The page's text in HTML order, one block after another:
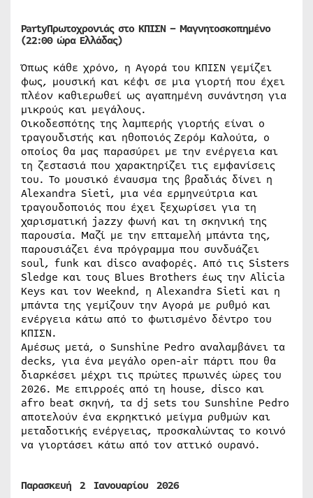
PartyΠρωτοχρονιάς στο ΚΠΙΣΝ – Μαγνητοσκοπημένο
(22:00 ώρα Ελλάδας)
Όπως κάθε χρόνο, η Αγορά του ΚΠΙΣΝ γεμίζει
φως, μουσική και κέφι σε μια γιορτή που έχει
πλέον καθιερωθεί ως αγαπημένη συνάντηση για
μικρούς και μεγάλους.
Οικοδεσπότης της λαμπερής γιορτής είναι ο
τραγουδιστής και ηθοποιός Ζερόμ Καλούτα, ο
οποίος θα μας παρασύρει με την ενέργεια και
τη ζεστασιά που χαρακτηρίζει τις εμφανίσεις
του. Το μουσικό έναυσμα της βραδιάς δίνει η
Alexandra Sieti, μια νέα ερμηνεύτρια και
τραγουδοποιός που έχει ξεχωρίσει για τη
χαρισματική jazzy φωνή και τη σκηνική της
παρουσία. Μαζί με την επταμελή μπάντα της,
παρουσιάζει ένα πρόγραμμα που συνδυάζει
soul, funk και disco αναφορές. Από τις Sisters
Sledge και τους Blues Brothers έως την Alicia
Keys και τον Weeknd, η Alexandra Sieti και η
μπάντα της γεμίζουν την Αγορά με ρυθμό και
ενέργεια κάτω από το φωτισμένο δέντρο του
ΚΠΙΣΝ.
Αμέσως μετά, ο Sunshine Pedro αναλαμβάνει τα
decks, για ένα μεγάλο open-air πάρτι που θα
διαρκέσει μέχρι τις πρώτες πρωινές ώρες του
2026. Με επιρροές από τη house, disco και
afro beat σκηνή, τα dj sets του Sunshine Pedro
αποτελούν ένα εκρηκτικό μείγμα ρυθμών και
μεταδοτικής ενέργειας, προσκαλώντας το κοινό
να γιορτάσει κάτω από τον αττικό ουρανό.
Παρασκευή 2 Ιανουαρίου 2026